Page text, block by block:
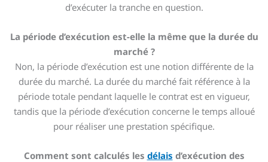
d’exécuter la tranche en question.
La période d’exécution est-elle la même que la durée du
marché ?
Non, la période d’exécution est une notion différente de la
durée du marché. La durée du marché fait référence à la
période totale pendant laquelle le contrat est en vigueur,
tandis que la période d’exécution concerne le temps alloué
pour réaliser une prestation spécifique.
Comment sont calculés les délais d’exécution des